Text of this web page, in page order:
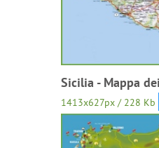
Sicilia - Mappa
1413x627px / 228 Kb